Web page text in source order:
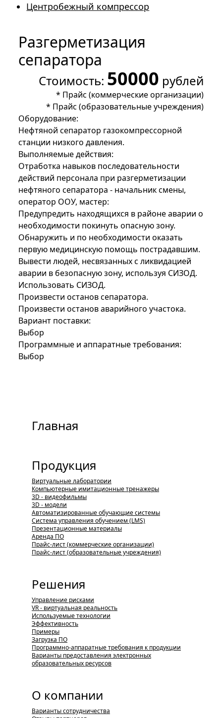
Центробежный компрессор
Разгерметизация
сепаратора
Стоимость: 50000 рублей
* Прайс (коммерческие организации)
* Прайс (образовательные учреждения)
Оборудование:
Нефтяной сепаратор газокомпрессорной
станции низкого давления.
Выполняемые действия:
Отработка навыков последовательности
действий персонала при разгерметизации
нефтяного сепаратора - начальник смены,
оператор ООУ, мастер:
Предупредить находящихся в районе аварии о
необходимости покинуть опасную зону.
Обнаружить и по необходимости оказать
первую медицинскую помощь пострадавшим.
Вывести людей, несвязанных с ликвидацией
аварии в безопасную зону, используя СИЗОД.
Использовать СИЗОД.
Произвести останов сепаратора.
Произвести останов аварийного участока.
Вариант поставки:
Выбор
Программные и аппаратные требования:
Выбор
Главная
Продукция
Виртуальные лаборатории
Компьютерные имитационные тренажеры
3D - видеофильмы
3D - модели
Автоматизированные обучающие системы
Система управления обучением (LMS)
Презентационные материалы
Аренда ПО
Прайс-лист (коммерческие организации)
Прайс-лист (образовательные учреждения)
Решения
Управление рисками
VR - виртуальная реальность
Используемые технологии
Эффективность
Примеры
Загрузка ПО
Программно-аппаратные требования к продукции
Варианты предоставления электронных
образовательных ресурсов
О компании
Варианты сотрудничества